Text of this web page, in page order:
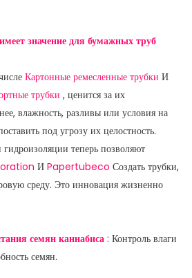
значение для бумажных труб
Картонные ремесленные трубки И
трубки , ценится за их
влажность, разливы или условия на
под угрозу их целостность.
теперь позволяют
И Papertubeco Создать трубки,
среду. Это инновация жизненно
семян каннабиса : Контроль влаги
семян.